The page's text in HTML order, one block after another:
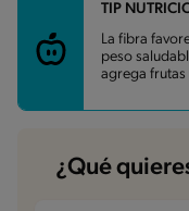
Energía 211
Grasas 12.9 g
Fibra 2 g
Proteína
4.9
TIP
La fibra
peso
agrega frutas
¿Qué